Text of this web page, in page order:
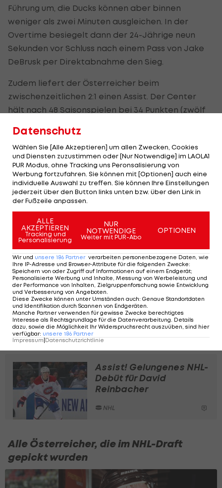
Führung um, die Ducks können aber binnen
weniger als zwei Minuten ausgleichen. In der
Overtime besiegelt dann der 24-Jährige neun
Sekunden vor Schluss nach einem Pass von Jake
DeBrusk per Direktabnahme den Sieg.
Zudem liefert der Österreicher beim
zwischenzeitlichen 2:1 einen Assist. Der Center
hält nach 48 Saisonspielen bei 34 Punkten (zwölf
Er steht 18:49 Minuten am Eis, gibt zwei Torschüsse
ab und gewinnt 33,3 Prozent seiner Faceoffs.
Außerdem wird der Vorarlberger zum Third Star
of the Game gewählt.
Die Canucks gastieren in ihren letzten beiden
Saisonspielen bei den Los Angeles Kings und
Edmonton Oilers
MARCO ROSSI CALLS GAME.
pic.twitter.com/AFzin7WFGu
— Vancouver Canucks (@Canucks)April
13, 2026
Assist! Gelungenes NHL-
Debüt für David
Reinbacher
NHL
Alle Österreicher, die im NHL-Draft
gepickt wurden
Datenschutz
Wählen Sie [Alle Akzeptieren] um allen Zwecken, Cookies
und Diensten zuzustimmen oder [Nur Notwendige] im LAOLA1
PUR Modus, ohne Tracking uns Peronsalisierung von
Werbung fortzufahren. Sie können mit [Optionen] auch eine
individuelle Auswahl zu treffen. Sie können Ihre Einstellungen
jederzeit über den Button links unten bzw. über den Link in
der Fußzeile anpassen.
ALLE
AKZEPTIEREN
Tracking und
Personalisierung
NUR
NOTWENDIGE
Weiter mit PUR-Abo
OPTIONEN
Wir und unsere 186 Partner verarbeiten personenbezogene Daten, wie
Ihre IP-Adresse und Browser-Attribute für die folgenden Zwecke:
Speichern von oder Zugriff auf Informationen auf einem Endgerät;
Personalisierte Werbung und Inhalte, Messung von Werbeleistung und
der Performance von Inhalten, Zielgruppenforschung sowie Entwicklung
und Verbesserung von Angeboten
Diese Zwecke können unter Umständen auch: Genaue Standortdaten
und Identifikation durch Scannen von Endgeräten
Manche Partner verwenden für gewisse Zwecke berechtigtes
Interesse als Rechtsgrundlage für die Datenverarbeitung. Details
dazu, sowie die Möglichkeit Ihr Widerspruchsrecht auszuüben, sind hier
verfügbar: unsere 186 Partner
Impressum|Datenschutzrichtlinie